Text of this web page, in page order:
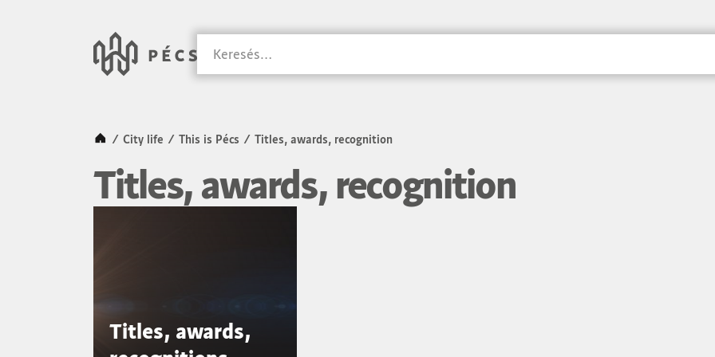
Városunk &#8211; Pécs, a kultúra
Kezdőlap
/ City life / This is Pécs / Titles, awards, recognition
Titles, awards, recognition
Titles, awards,